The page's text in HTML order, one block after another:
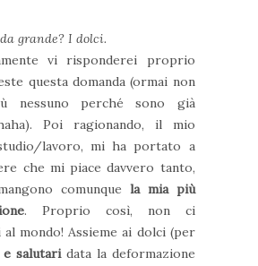
grande? I dolci.
vi risponderei proprio
questa domanda (ormai non
nessuno perché sono già
Poi ragionando, il mio
lavoro, mi ha portato a
che mi piace davvero tanto,
comunque la mia più
. Proprio così, non ci
mondo! Assieme ai dolci (per
salutaridata la deformazione